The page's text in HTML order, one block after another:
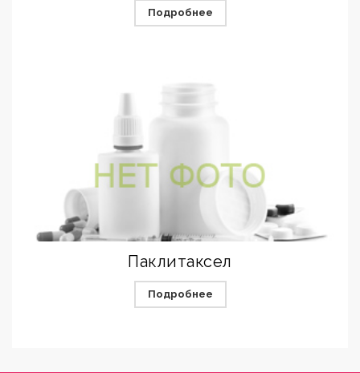
Подробнее
Паклитаксел
Подробнее